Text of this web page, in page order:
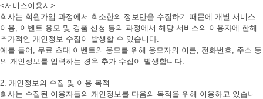
<서비스이용시>
회사는 회원가입 과정에서 최소한의 정보만을 수집하기 때문에 개별 서비스
이용, 이벤트 응모 및 경품 신청 등의 과정에서 해당 서비스의 이용자에 한해
추가적인 개인정보 수집이 발생할 수 있습니다.
예를 들어, 무료 초대 이벤트의 응모를 위해 응모자의 이름, 전화번호, 주소 등
의 개인정보를 입력하는 경우 추가 수집이 발생합니다.
2. 개인정보의 수집 및 이용 목적
회사는 수집된 이용자들의 개인정보를 다음의 목적을 위해 이용하고 있습니